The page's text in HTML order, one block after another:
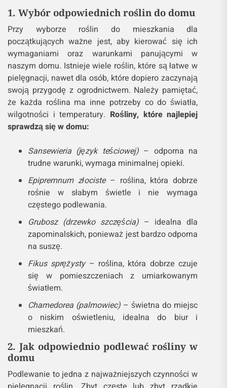
1. Wybór odpowiednich roślin do domu
Przy wyborze roślin do mieszkania dla
początkujących ważne jest, aby kierować się ich
wymaganiami oraz warunkami panującymi w
naszym domu. Istnieje wiele roślin, które są łatwe w
pielęgnacji, nawet dla osób, które dopiero zaczynają
swoją przygodę z ogrodnictwem. Należy pamiętać,
że każda roślina ma inne potrzeby co do światła,
wilgotności i temperatury. Rośliny, które najlepiej
sprawdzą się w domu:
Sansewieria (język teściowej)– odporna na
trudne warunki, wymaga minimalnej opieki.
Epipremnum złociste– roślina, która dobrze
rośnie w słabym świetle i nie wymaga
częstego podlewania.
Grubosz (drzewko szczęścia) – idealna dla
zapominalskich, ponieważ jest bardzo odporna
na suszę.
Fikus sprężysty– roślina, która dobrze czuje
się w pomieszczeniach z umiarkowanym
światłem.
Chamedorea (palmowiec) – świetna do miejsc
o niskim oświetleniu, idealna do biur i
mieszkań.
2. Jak odpowiednio podlewać rośliny w
domu
Podlewanie to jedna z najważniejszych czynności w